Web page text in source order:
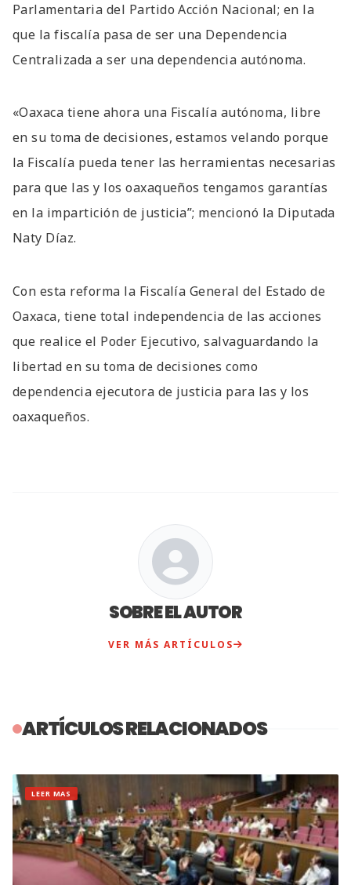
Parlamentaria del Partido Acción Nacional; en la
que la fiscalía pasa de ser una Dependencia
Centralizada a ser una dependencia autónoma.
«Oaxaca tiene ahora una Fiscalía autónoma, libre
en su toma de decisiones, estamos velando porque
la Fiscalía pueda tener las herramientas necesarias
para que las y los oaxaqueños tengamos garantías
en la impartición de justicia”; mencionó la Diputada
Naty Díaz.
Con esta reforma la Fiscalía General del Estado de
Oaxaca, tiene total independencia de las acciones
que realice el Poder Ejecutivo, salvaguardando la
libertad en su toma de decisiones como
dependencia ejecutora de justicia para las y los
oaxaqueños.
SOBRE EL AUTOR
VER MÁS ARTÍCULOS
ARTÍCULOS RELACIONADOS
LEER MAS